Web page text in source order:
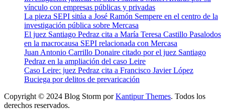
vínculo con empresas públicas y privadas
La pieza SEPI sitúa a José Ramón Sempere en el centro de la
investigación pública sobre Mercasa
El juez Santiago Pedraz cita a María Teresa Castillo Pasalodos
en la macrocausa SEPI relacionada con Mercasa
Juan Antonio Carrillo Donaire citado por el juez Santiago
Pedraz en la ampliación del caso Leire
Caso Leire: juez Pedraz cita a Francisco Javier López
Buciega por delitos de prevaricación
Copyright © 2024 Blog Storm porKantipur Themes. Todos los
derechos reservados.